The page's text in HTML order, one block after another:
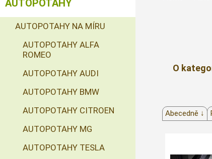
O
Abecedně ↓
AUTOPOTAHY
AUTOPOTAHY NA MÍRU
AUTOPOTAHY ALFA
ROMEO
AUTOPOTAHY AUDI
AUTOPOTAHY BMW
AUTOPOTAHY CITROEN
AUTOPOTAHY MG
AUTOPOTAHY TESLA